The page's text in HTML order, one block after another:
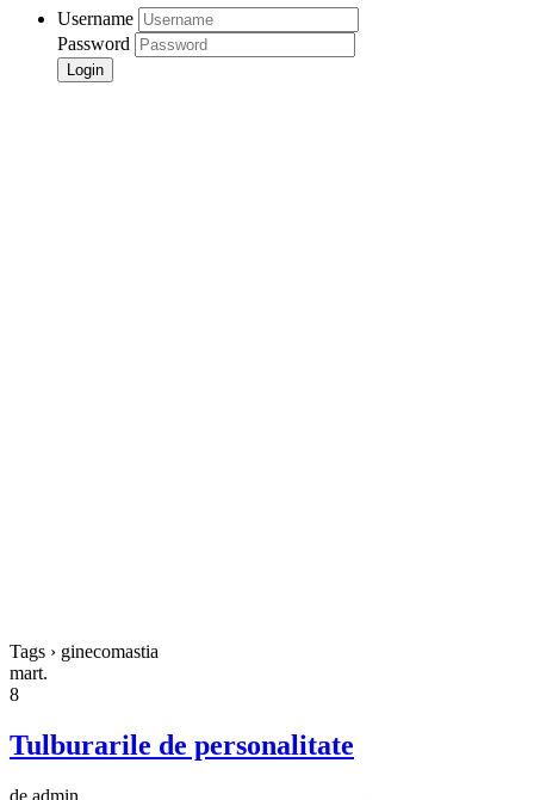
Username
Password
Tags › ginecomastia
mart.
8
Tulburarile de personalitate
de admin